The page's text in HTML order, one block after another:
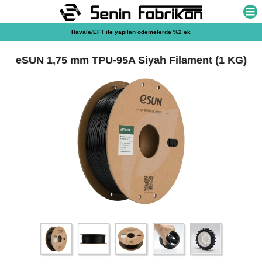
Havale/EFT ile yapılan ödemelerde %2 ek indirim!
eSUN 1,75 mm TPU-95A Siyah Filament (1 KG)